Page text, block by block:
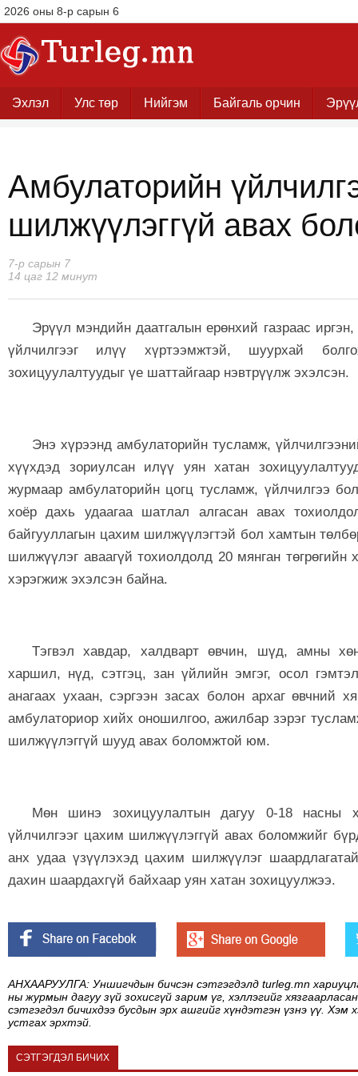
2026 оны 8-р сарын 6
Эхлэл Улс төр Нийгэм Байгаль орчин
Амбулаторийн
шилжүүлэггүй авах
7-р сарын 7
14 цаг 12 минут
Эрүүл мэндийн даатгалын ерөнхий газраас
үйлчилгээг илүү хүртээмжтэй, шуурхай
зохицуулалтуудыг үе шаттайгаар нэвтрүүлж эхэлсэн.
Энэ хүрээнд амбулаторийн тусламж,
хүүхдэд зориулсан илүү уян хатан
журмаар амбулаторийн цогц тусламж, үйлчилгээ
хоёр дахь удаагаа шатлал алгасан авах
байгууллагын цахим шилжүүлэгтэй бол хамтын
шилжүүлэг аваагүй тохиолдолд 20 мянган
хэрэгжиж эхэлсэн байна.
Тэгвэл хавдар, халдварт өвчин, шүд, амны
харшил, нүд, сэтгэц, зан үйлийн эмгэг, осол
анагаах ухаан, сэргээн засах болон архаг өвчний
амбулаториор хийх оношилгоо, ажилбар зэрэг
шилжүүлэггүй шууд авах боломжтой юм.
Мөн шинэ зохицуулалтын дагуу 0-18 насны
үйлчилгээг цахим шилжүүлэггүй авах боломжийг
анх удаа үзүүлэхэд цахим шилжүүлэг
дахин шаардахгүй байхаар уян хатан зохицуулжээ.
АНХААРУУЛГА: Уншигчдын бичсэн сэтгэгдэлд turleg.mn
ны журмын дагуу зүй зохисгүй зарим үг, хэллэгийг
сэтгэгдэл бичихдээ бусдын эрх ашгийг хүндэтгэн үзнэ үү. Хэм
устгах эрхтэй.
СЭТГЭГДЭЛ БИЧИХ